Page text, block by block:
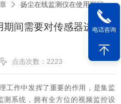
扬尘在线监测仪在使用期间需要对传感器进行定期检查
间需要对传感器进行定
点击次数：2223
作中发挥了重要的作用，是集监
测系统，拥有全方位的视频监控设
电话咨询